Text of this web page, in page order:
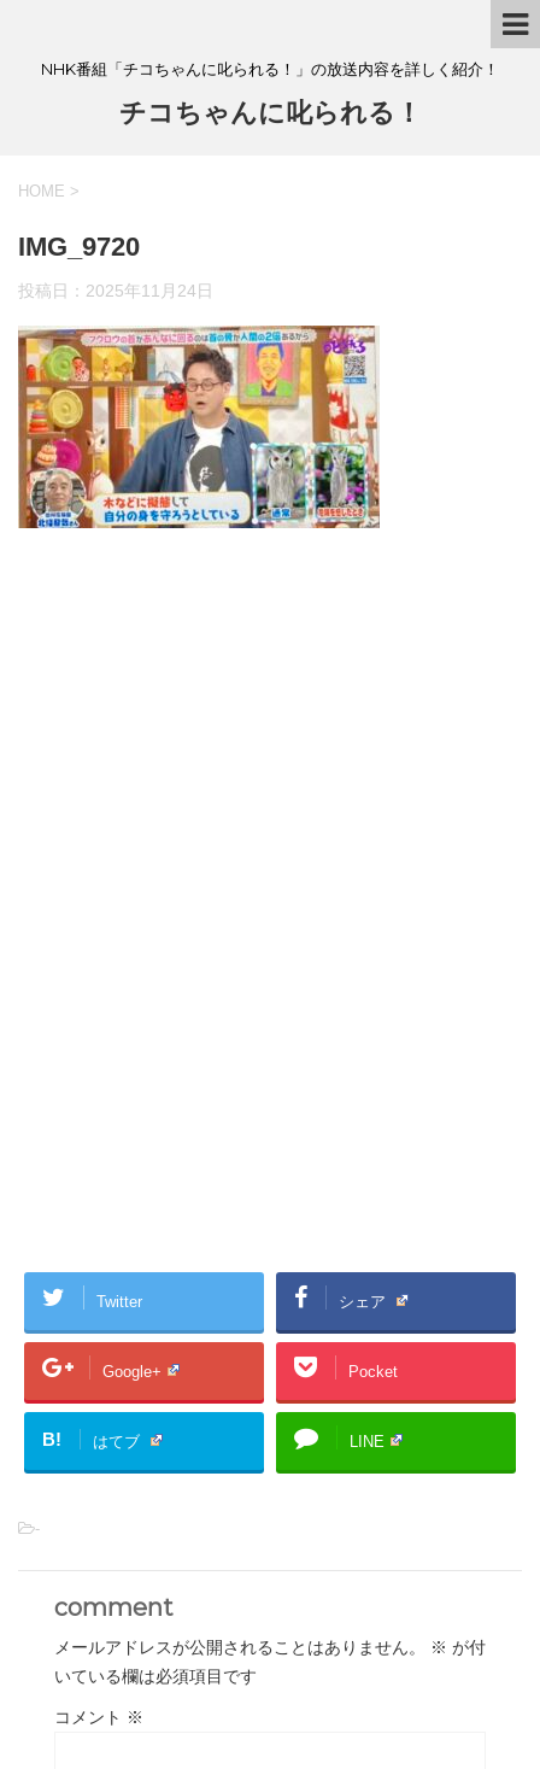
NHK番組「チコちゃんに叱られる！」の放送内容を詳しく紹介！
チコちゃんに叱られる！
HOME >
IMG_9720
投稿日： 2025年11月24日
Twitter シェア
Google+ Pocket
B! はてブ LINE
-
comment
メールアドレスが公開されることはありません。 ※ が付
いている欄は必須項目です
コメント ※